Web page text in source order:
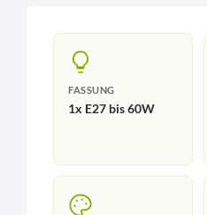
FASSUNG
1x E27 bis 60W